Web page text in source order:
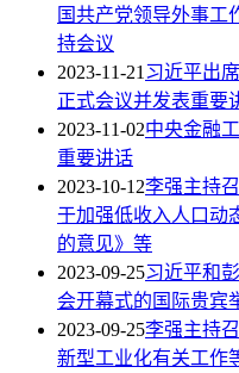
国共产党领导外事工
持会议
2023-11-21习近平出
正式会议并发表重要
2023-11-02中央金融
重要讲话
2023-10-12李强主持
于加强低收入人口动
的意见》等
2023-09-25习近平和
会开幕式的国际贵宾
2023-09-25李强主持
新型工业化有关工作